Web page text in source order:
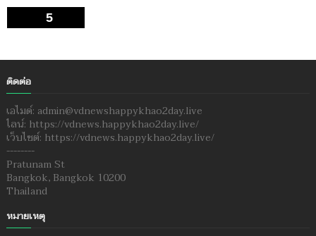
5
ติดต่อ
เอไมด์: admin@vdnewshappykhao2day.live
ไลน์: https://vdnews.happykhao2day.live/
เว็บไซต์: https://vdnews.happykhao2day.live/
--------
Pratunam St
Bangkok, Bangkok 10200
Thailand
หมายเหตุ